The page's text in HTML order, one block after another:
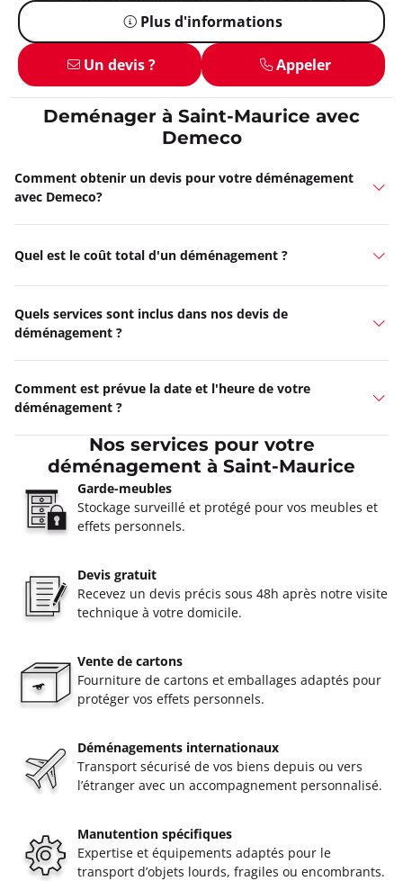
Plus d'informations
Un devis ? Appeler
Deménager à Saint-Maurice avec
Demeco
Comment obtenir un devis pour votre déménagement
avec Demeco?
Quel est le coût total d'un déménagement ?
Quels services sont inclus dans nos devis de
déménagement ?
Comment est prévue la date et l'heure de votre
déménagement ?
Nos services pour votre
déménagement à Saint-Maurice
Garde-meubles
Stockage surveillé et protégé pour vos meubles et
effets personnels.
Devis gratuit
Recevez un devis précis sous 48h après notre visite
technique à votre domicile.
Vente de cartons
Fourniture de cartons et emballages adaptés pour
protéger vos effets personnels.
Déménagements internationaux
Transport sécurisé de vos biens depuis ou vers
l’étranger avec un accompagnement personnalisé.
Manutention spécifiques
Expertise et équipements adaptés pour le
transport d’objets lourds, fragiles ou encombrants.